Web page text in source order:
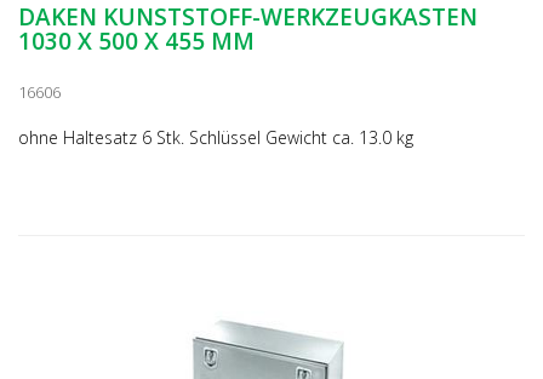
DAKEN KUNSTSTOFF-WERKZEUGKASTEN
1030 X 500 X 455 MM
16606
ohne Haltesatz 6 Stk. Schlüssel Gewicht ca. 13.0 kg